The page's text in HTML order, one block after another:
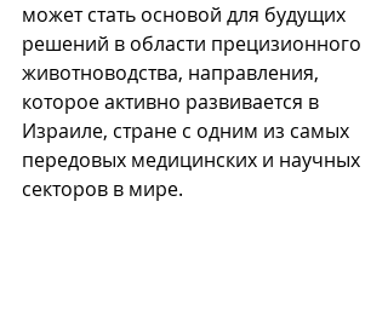
может стать основой для будущих
решений в области прецизионного
животноводства, направления,
которое активно развивается в
Израиле, стране с одним из самых
передовых медицинских и научных
секторов в мире.